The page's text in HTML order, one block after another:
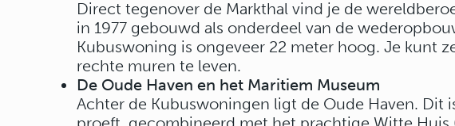
Direct tegenover de Markthal vind je de
in 1977 gebouwd als onderdeel van de
Kubuswoning is ongeveer 22 meter hoog. Je kunt
rechte muren te leven.
De Oude Haven en het Maritiem Museum
Achter de Kubuswoningen ligt de Oude Haven. Dit